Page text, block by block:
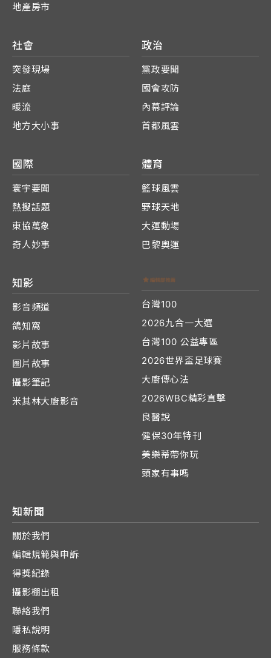
地產房市
社會
突發現場
法庭
暖流
地方大小事
政治
黨政要聞
國會攻防
內幕評論
首都風雲
國際
寰宇要聞
熱搜話題
東協萬象
奇人妙事
體育
籃球風雲
野球天地
大運動場
巴黎奧運
知影
影音頻道
鴿知窩
影片故事
圖片故事
攝影筆記
米其林大廚影音
台灣100
2026九合一大選
台灣100 公益專區
2026世界盃足球賽
大廚傳心法
2026WBC精彩直擊
良醫說
健保30年特刊
美樂蒂帶你玩
頭家有事嗎
知新聞
關於我們
編輯規範與申訴
得獎紀錄
攝影棚出租
聯絡我們
隱私說明
服務條款